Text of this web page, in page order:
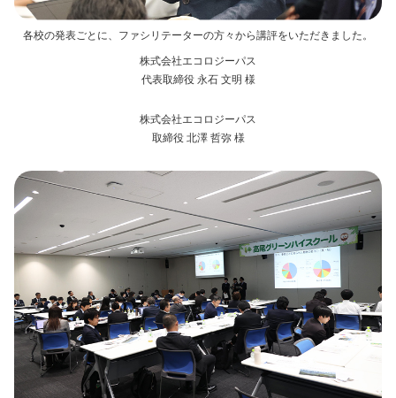
各校の発表ごとに、ファシリテーターの方々から講評をいただきました。
株式会社エコロジーパス
代表取締役 永石 文明 様
株式会社エコロジーパス
取締役 北澤 哲弥 様